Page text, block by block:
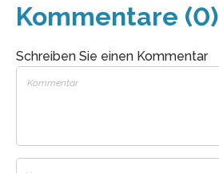
Kommentare (0)
Schreiben Sie einen Kommentar